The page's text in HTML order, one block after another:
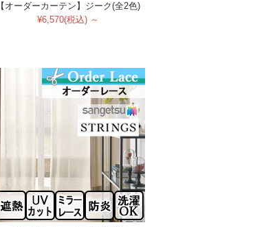
【オーダーカーテン】ジーク(全2色)
¥6,570(税込) ～